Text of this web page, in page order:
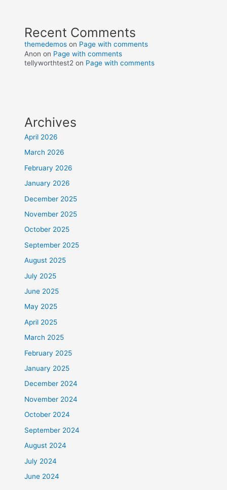
Recent Comments
themedemos on Page with comments
Anon on Page with comments
tellyworthtest2 on Page with comments
Archives
April 2026
March 2026
February 2026
January 2026
December 2025
November 2025
October 2025
September 2025
August 2025
July 2025
June 2025
May 2025
April 2025
March 2025
February 2025
January 2025
December 2024
November 2024
October 2024
September 2024
August 2024
July 2024
June 2024